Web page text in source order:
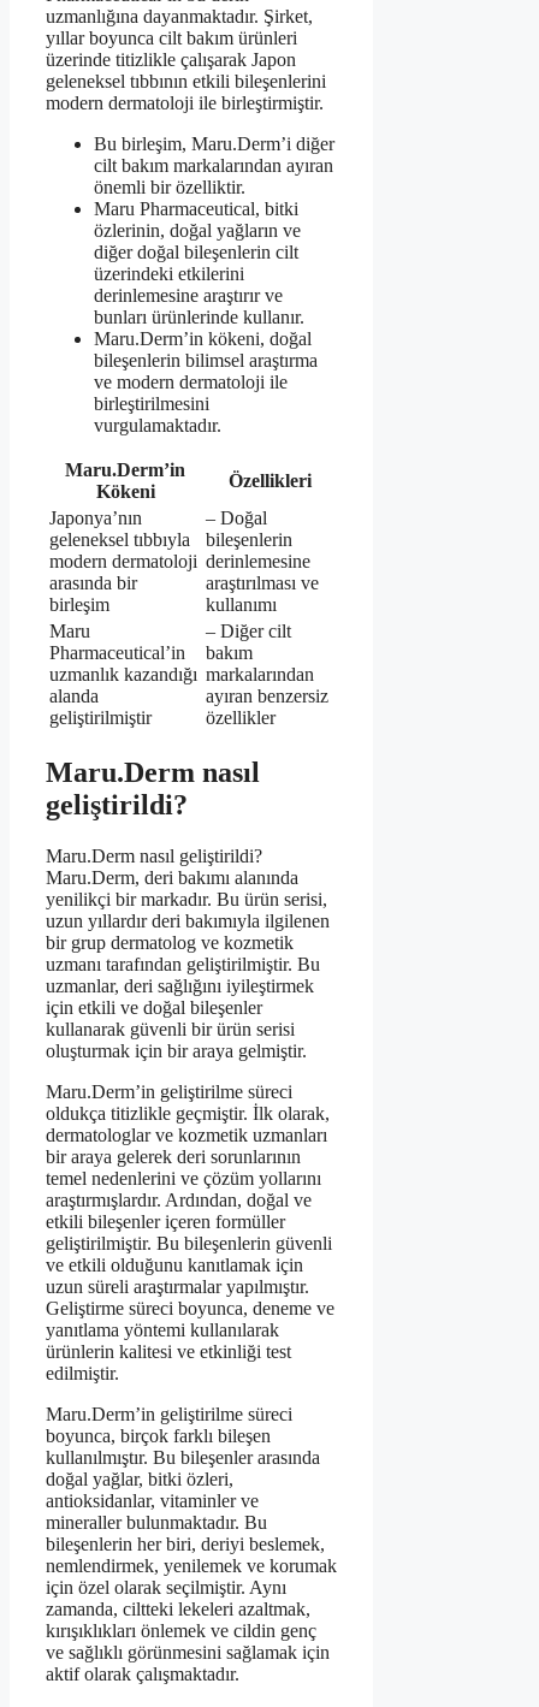
uzmanlığına dayanmaktadır. Şirket,
yıllar boyunca cilt bakım ürünleri
üzerinde titizlikle çalışarak Japon
geleneksel tıbbının etkili bileşenlerini
modern dermatoloji ile birleştirmiştir.
Bu birleşim, Maru.Derm’i diğer
cilt bakım markalarından ayıran
önemli bir özelliktir.
Maru Pharmaceutical, bitki
özlerinin, doğal yağların ve
diğer doğal bileşenlerin cilt
üzerindeki etkilerini
derinlemesine araştırır ve
bunları ürünlerinde kullanır.
Maru.Derm’in kökeni, doğal
bileşenlerin bilimsel araştırma
ve modern dermatoloji ile
birleştirilmesini
vurgulamaktadır.
Maru.Derm’in
Kökeni
Özellikleri
Japonya’nın
geleneksel tıbbıyla
modern dermatoloji
arasında bir
birleşim
– Doğal
bileşenlerin
derinlemesine
araştırılması ve
kullanımı
Maru
Pharmaceutical’in
uzmanlık kazandığı
alanda
geliştirilmiştir
– Diğer cilt
bakım
markalarından
ayıran benzersiz
özellikler
Maru.Derm nasıl
geliştirildi?
Maru.Derm nasıl geliştirildi?
Maru.Derm, deri bakımı alanında
yenilikçi bir markadır. Bu ürün serisi,
uzun yıllardır deri bakımıyla ilgilenen
bir grup dermatolog ve kozmetik
uzmanı tarafından geliştirilmiştir. Bu
uzmanlar, deri sağlığını iyileştirmek
için etkili ve doğal bileşenler
kullanarak güvenli bir ürün serisi
oluşturmak için bir araya gelmiştir.
Maru.Derm’in geliştirilme süreci
oldukça titizlikle geçmiştir. İlk olarak,
dermatologlar ve kozmetik uzmanları
bir araya gelerek deri sorunlarının
temel nedenlerini ve çözüm yollarını
araştırmışlardır. Ardından, doğal ve
etkili bileşenler içeren formüller
geliştirilmiştir. Bu bileşenlerin güvenli
ve etkili olduğunu kanıtlamak için
uzun süreli araştırmalar yapılmıştır.
Geliştirme süreci boyunca, deneme ve
yanıtlama yöntemi kullanılarak
ürünlerin kalitesi ve etkinliği test
edilmiştir.
Maru.Derm’in geliştirilme süreci
boyunca, birçok farklı bileşen
kullanılmıştır. Bu bileşenler arasında
doğal yağlar, bitki özleri,
antioksidanlar, vitaminler ve
mineraller bulunmaktadır. Bu
bileşenlerin her biri, deriyi beslemek,
nemlendirmek, yenilemek ve korumak
için özel olarak seçilmiştir. Aynı
zamanda, ciltteki lekeleri azaltmak,
kırışıklıkları önlemek ve cildin genç
ve sağlıklı görünmesini sağlamak için
aktif olarak çalışmaktadır.